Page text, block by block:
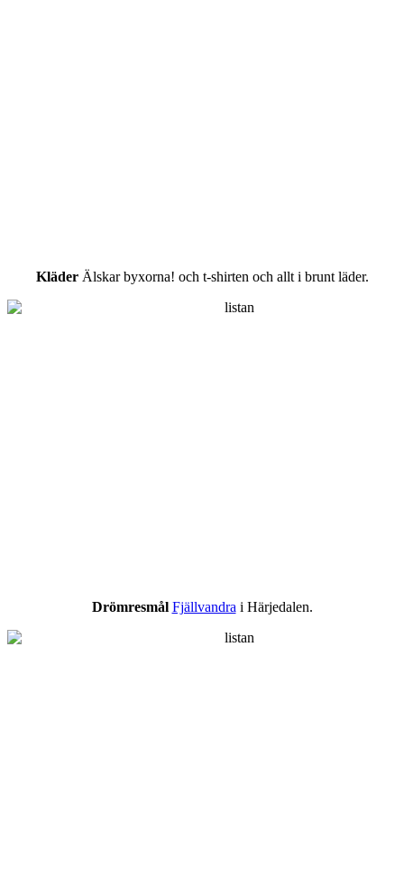
KläderÄlskar byxorna! och t-shirten och allt i brunt läder.
Drömresmål Fjällvandra i Härjedalen.